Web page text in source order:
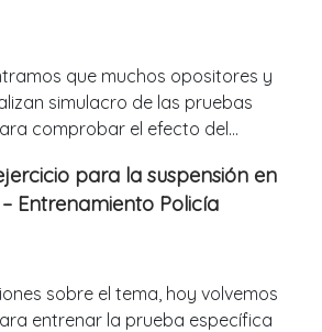
que muchos opositores y
simulacro de las pruebas
comprobar el efecto del...
para la suspensión en
Entrenamiento Policía
sobre el tema, hoy volvemos
entrenar la prueba específica